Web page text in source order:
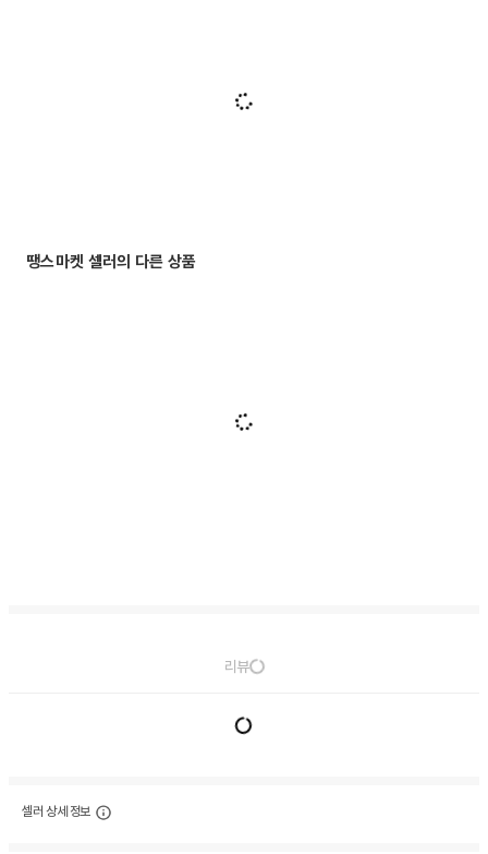
땡스마켓 셀러의 다른 상품
리뷰
셀러 상세 정보